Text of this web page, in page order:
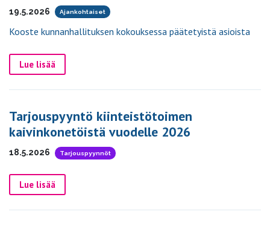
19.5.2026 Ajankohtaiset
Kooste kunnanhallituksen kokouksessa päätetyistä asioista
Lue lisää
Tarjouspyyntö kiinteistötoimen
kaivinkonetöistä vuodelle 2026
18.5.2026 Tarjouspyynnöt
Lue lisää